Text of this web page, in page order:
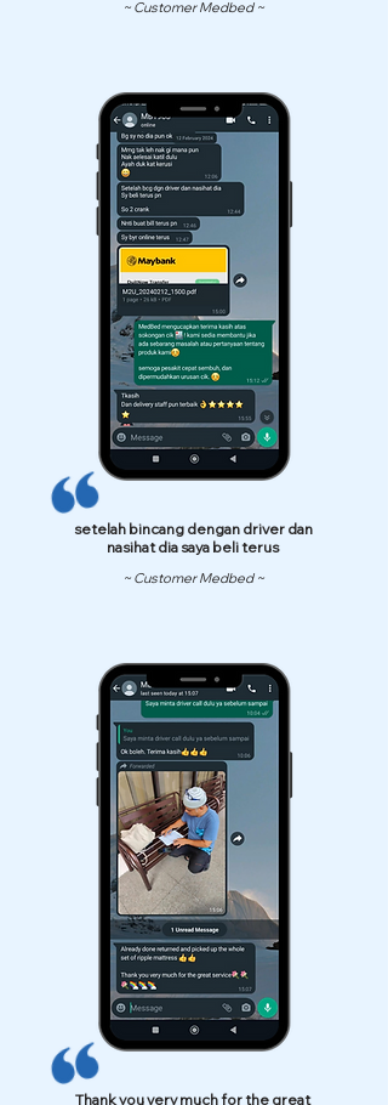
~ Customer Medbed ~
setelah bincang dengan driver dan
nasihat dia saya beli terus
~ Customer Medbed ~
Thank you very much for the great